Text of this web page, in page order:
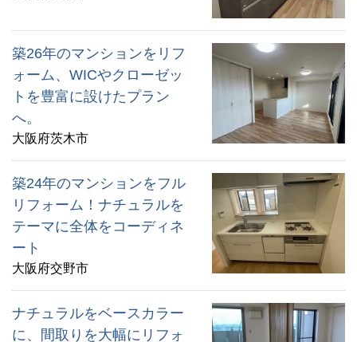
築26年のマンションをリフ
ォーム、WICやクローゼッ
トを豊富に設けたプラン
へ。
大阪府茨木市
築24年のマンションをフル
リフォーム！ナチュラルを
テーマに全体をコーディネ
ート
大阪府交野市
ナチュラルをベースカラー
に、間取りを大幅にリフォ